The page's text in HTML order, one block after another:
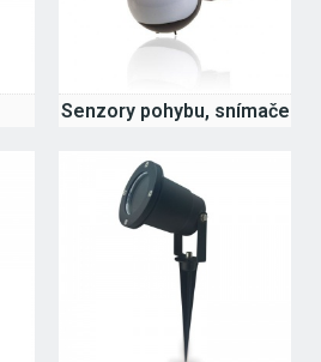
Senzory pohybu, snímače